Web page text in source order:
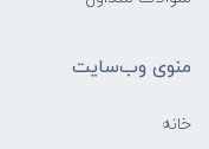
منوی وب‌سایت
خانه